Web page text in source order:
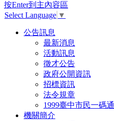
按Enter到主內容區
Select Language ▼
公告訊息
最新消息
活動訊息
徵才公告
政府公開資訊
招標資訊
法令規章
1999臺中市民一碼通
機關簡介